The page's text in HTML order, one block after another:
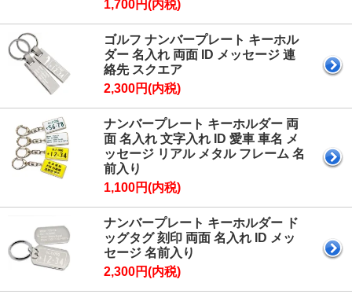
1,700円(内税)
ゴルフ ナンバープレート キーホル
ダー 名入れ 両面 ID メッセージ 連
絡先 スクエア
2,300円(内税)
ナンバープレート キーホルダー 両
面 名入れ 文字入れ ID 愛車 車名 メ
ッセージ リアル メタル フレーム 名
前入り
1,100円(内税)
ナンバープレート キーホルダー ド
ッグタグ 刻印 両面 名入れ ID メッ
セージ 名前入り
2,300円(内税)